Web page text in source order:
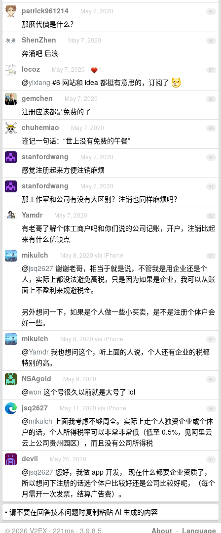
85
patrick961214 May 7, 2020
那麼代價是什么？
86
ShenZhen May 7, 2020
奔涌吧 后浪
87
locoz May 7, 2020 1
@yixiang #6 网站和 idea 都挺有意思的，订阅了
88
gemchen May 7, 2020
注册应该都是免费的了
89
chuhemiao May 7, 2020
谨记一句话：“世上没有免费的午餐”
90
stanfordwang May 7, 2020
感觉注册起来方便注销麻烦
91
stanfordwang May 7, 2020
那工作室和公司有没有大区别？注销也同样麻烦吗？
92
Yamdr May 7, 2020
有老哥了解个体工商户吗和你们说的公司记账，开户，注销比起
来有什么优缺点
93
mikulch May 8, 2020 via iPhone
@jsq2627 谢谢老哥，相当于就是说，不管我是用企业还是个
人，实际上都没法避免高税，只是因为如果是企业，我可以从账
面上不盈利来规避税金。
另外想问一下，如果是个人做一些小买卖，是不是注册个体户会
好一些。
94
mikulch May 8, 2020 via iPhone
@Yamdr 我也想问这个，听上面的人说，个人还有企业的税都
特别的高。
95
NSAgold May 9, 2020
@won 这个号很久以前就是大号了 lol
96
jsq2627 May 11, 2020 via iPhone
@mikulch 上面我考虑不够周全。实际上走个人独资企业或个体
户的话，个人所得税率可以非常非常低（低至 0.5%，见阿里云
云上公司贵州园区），而且没有公司所得税
97
devli May 25, 2020
@jsq2627 您好，我做 app 开发， 现在什么都要企业资质了，
所以想问下注册的话选个体户比较好还是公司比较好呢，（每个
月需开一次发票，结算广告费）。
• 请不要在回答技术问题时复制粘贴 AI 生成的内容
About · Language
© 2026 V2EX · 221ms · 3.9.8.5